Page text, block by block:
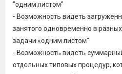
"одним листом"
- Возможность видеть
занятого одновременно в
задачи «одним листом"
- Возможность видеть
отдельных типовых процедур,